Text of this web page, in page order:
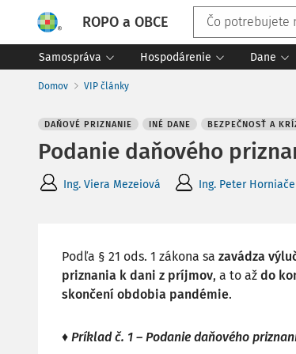
ROPO a OBCE
Samospráva Hospodárenie Dane
Domov VIP články
DAŇOVÉ PRIZNANIE INÉ DANE BEZPEČNOSŤ A
Podanie daňového
Ing. Viera Mezeiová Ing. Peter
Podľa § 21 ods. 1 zákona sa zavádza
priznania k dani z príjmov, a to až do
skončení obdobia pandémie.
♦ Príklad č. 1 – Podanie daňového